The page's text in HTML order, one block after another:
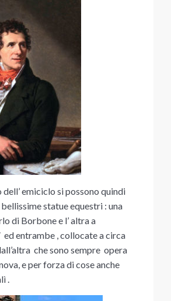
emiciclo si possono quindi
statue equestri : una
di Borbone e l’ altra a
ed entrambe , collocate a circa
che sono sempre opera
e per forza di cose anche
.